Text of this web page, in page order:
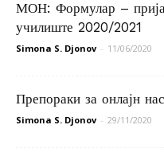
МОН: Формулар –
училиште 2020/2021
Simona S. Djonov - 11/06/2020
Препораки за онлајн
Simona S. Djonov - 29/11/2020